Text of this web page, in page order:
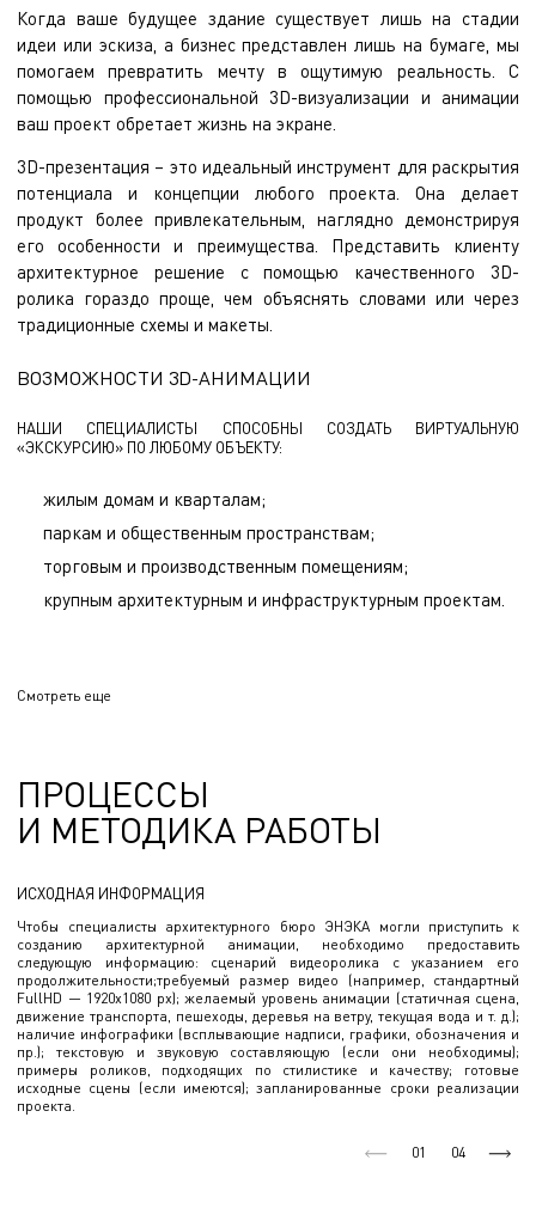
Когда ваше будущее здание существует лишь на стадии
идеи или эскиза, а бизнес представлен лишь на бумаге, мы
помогаем превратить мечту в ощутимую реальность. С
помощью профессиональной 3D-визуализации и анимации
ваш проект обретает жизнь на экране.
3D-презентация – это идеальный инструмент для раскрытия
потенциала и концепции любого проекта. Она делает
продукт более привлекательным, наглядно демонстрируя
его особенности и преимущества. Представить клиенту
архитектурное решение с помощью качественного 3D-
ролика гораздо проще, чем объяснять словами или через
традиционные схемы и макеты.
ВОЗМОЖНОСТИ 3D-АНИМАЦИИ
НАШИ СПЕЦИАЛИСТЫ СПОСОБНЫ СОЗДАТЬ ВИРТУАЛЬНУЮ
«ЭКСКУРСИЮ» ПО ЛЮБОМУ ОБЪЕКТУ:
жилым домам и кварталам;
паркам и общественным пространствам;
торговым и производственным помещениям;
крупным архитектурным и инфраструктурным проектам.
Каждый элемент презентации детализируется в
архитектурный замысел.
3D-визуализация помогает клиенту ощутить себя частью
решение и функциональность. Дополнительные элементы,
такие как инфографика, делают презентацию более
доступной для широкой аудитории, объясняя даже сложные
технические моменты.
Смотреть еще
ПРОЦЕССЫ
И МЕТОДИКА РАБОТЫ
ИСХОДНАЯ ИНФОРМАЦИЯ
Чтобы специалисты архитектурного бюро ЭНЭКА могли приступить к
созданию архитектурной анимации, необходимо предоставить
следующую информацию: сценарий видеоролика с указанием его
продолжительности;требуемый размер видео (например, стандартный
FullHD — 1920x1080 px); желаемый уровень анимации (статичная сцена,
движение транспорта, пешеходы, деревья на ветру, текущая вода и т. д.);
наличие инфографики (всплывающие надписи, графики, обозначения и
пр.); текстовую и звуковую составляющую (если они необходимы);
примеры роликов, подходящих по стилистике и качеству; готовые
исходные сцены (если имеются); запланированные сроки реализации
проекта.
01 04